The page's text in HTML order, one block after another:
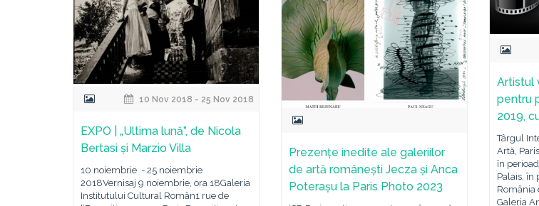
Artistul
pentru
2019,
Târgul
Artă,
în
Palais, în
România
Galeria
10 Nov 2018 - 25 Nov 2018
EXPO | „Ultima lună”, de Nicola
Bertasi și Marzio Villa
10 noiembrie - 25 noiembrie
2018Vernisaj 9 noiembrie, ora 18Galeria
Institutului Cultural Român1 rue de
Prezențe inedite ale galeriilor
de artă românești Jecza și Anca
Poterașu la Paris Photo 2023